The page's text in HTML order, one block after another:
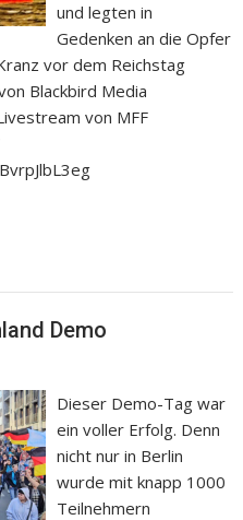
und legten in
Gedenken an die Opfer
vor dem Reichstag
Blackbird Media
von MFF
Demo
Dieser Demo-Tag war
ein voller Erfolg. Denn
nicht nur in Berlin
wurde mit knapp 1000
Teilnehmern